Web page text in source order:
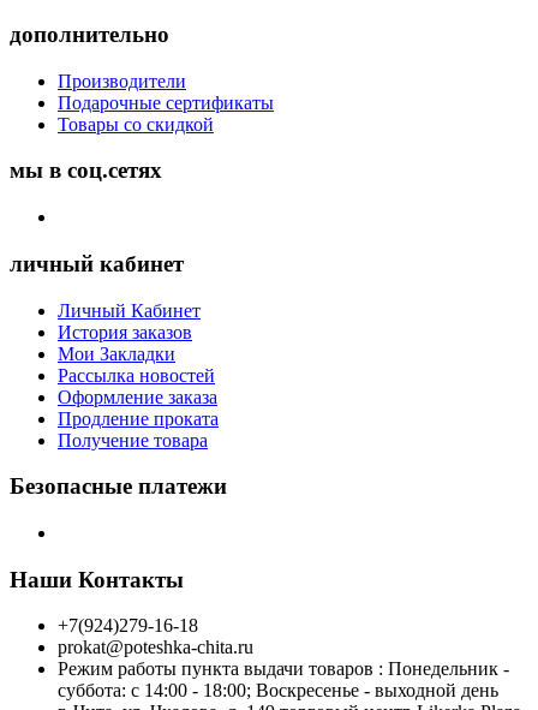
дополнительно
Производители
Подарочные сертификаты
Товары со скидкой
мы в соц.сетях
личный кабинет
Личный Кабинет
История заказов
Мои Закладки
Рассылка новостей
Оформление заказа
Продление проката
Получение товара
Безопасные платежи
Наши Контакты
+7(924)279-16-18
prokat@poteshka-chita.ru
Режим работы пункта выдачи товаров : Понедельник -
суббота: с 14:00 - 18:00; Воскресенье - выходной день